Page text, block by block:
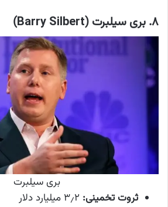
۸. بری سیلبرت (Barry Silbert)
بری سیلبرت
ثروت تخمینی: ۳٫۲ میلیارد دلار